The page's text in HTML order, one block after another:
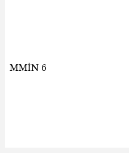
MMİN 6